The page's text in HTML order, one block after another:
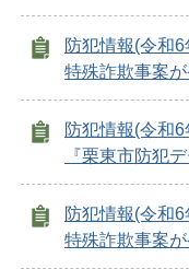
防犯情報(令和
特殊詐欺事案
防犯情報(令和
『栗東市防犯デ
防犯情報(令和
特殊詐欺事案